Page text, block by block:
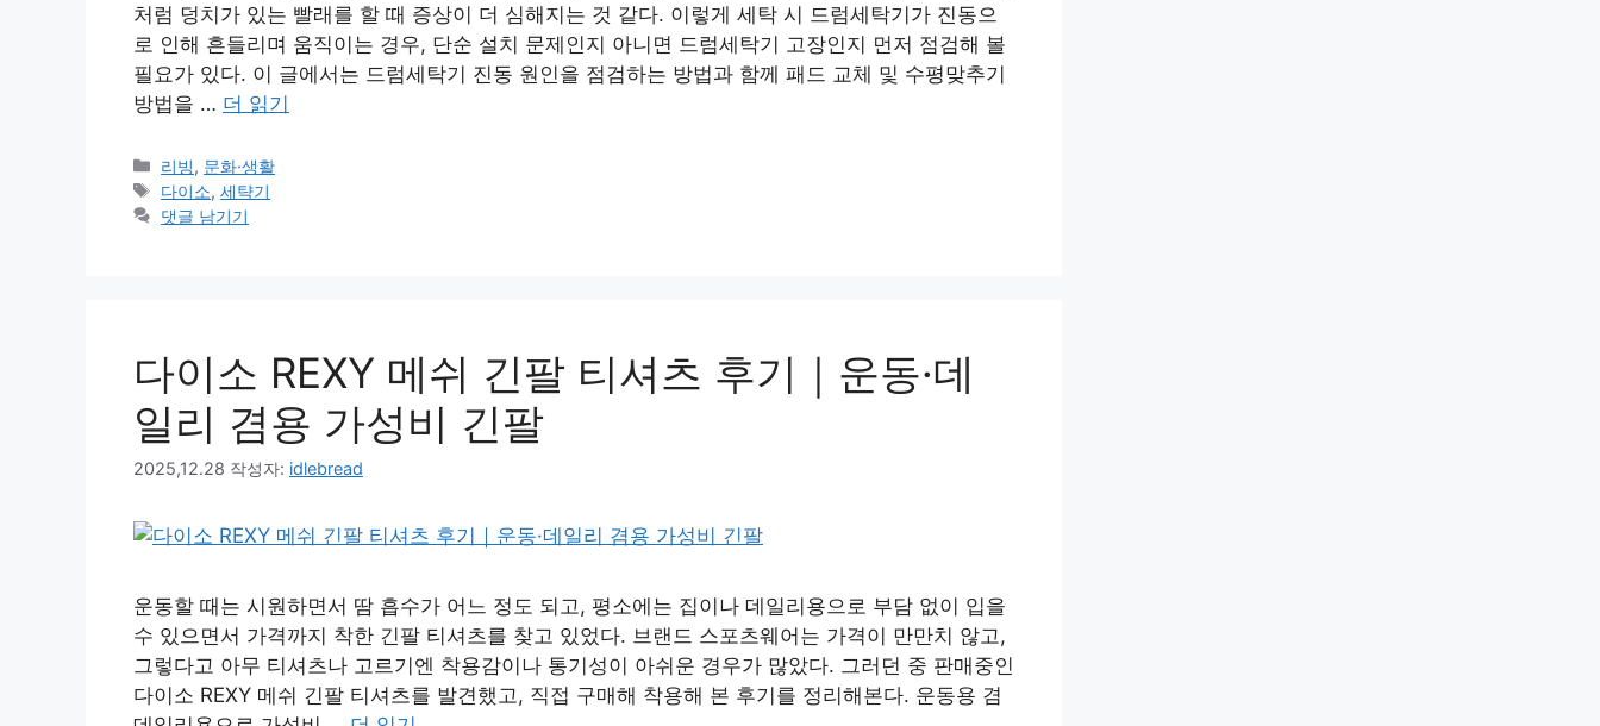
처럼 덩치가 있는 빨래를 할 때 증상이 더 심해지는 것 같다. 이렇게 세탁 시 드럼세탁기가 진동으
로 인해 흔들리며 움직이는 경우, 단순 설치 문제인지 아니면 드럼세탁기 고장인지 먼저 점검해 볼
필요가 있다. 이 글에서는 드럼세탁기 진동 원인을 점검하는 방법과 함께 패드 교체 및 수평맞추기
방법을 … 더 읽기
카
테
고
리빙, 문화·생활
태
그
다이소,세탹기
댓글 남기기
다이소 REXY 메쉬 긴팔 티셔츠 후기｜운동·데
일리 겸용 가성비 긴팔
2025,12.28 작성자: idlebread
운동할 때는 시원하면서 땀 흡수가 어느 정도 되고, 평소에는 집이나 데일리용으로 부담 없이 입을
수 있으면서 가격까지 착한 긴팔 티셔츠를 찾고 있었다. 브랜드 스포츠웨어는 가격이 만만치 않고,
그렇다고 아무 티셔츠나 고르기엔 착용감이나 통기성이 아쉬운 경우가 많았다. 그러던 중 판매중인
다이소 REXY 메쉬 긴팔 티셔츠를 발견했고, 직접 구매해 착용해 본 후기를 정리해본다. 운동용 겸